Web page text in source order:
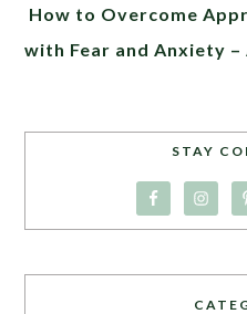
How to Overcome
with Fear and Anxiety
STAY